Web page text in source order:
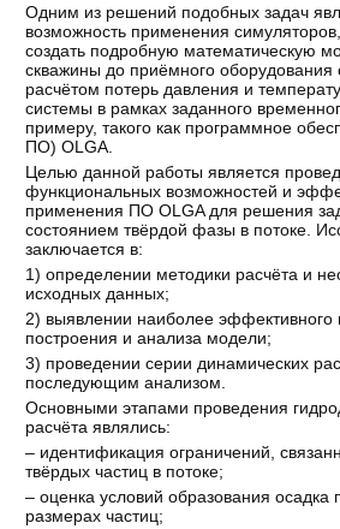
Одним из решений подобных задач
возможность применения
создать подробную математическую
скважины до приёмного оборудования
расчётом потерь давления и
системы в рамках заданного
примеру, такого как программное
ПО) OLGA.
Целью данной работы является
функциональных возможностей и
применения ПО OLGA для решения
состоянием твёрдой фазы в потоке.
заключается в:
1) определении методики расчёта и
исходных данных;
2) выявлении наиболее эффективного
построения и анализа модели;
3) проведении серии динамических
последующим анализом.
Основными этапами проведения
расчёта являлись:
– идентификация ограничений,
твёрдых частиц в потоке;
– оценка условий образования осадка
размерах частиц;